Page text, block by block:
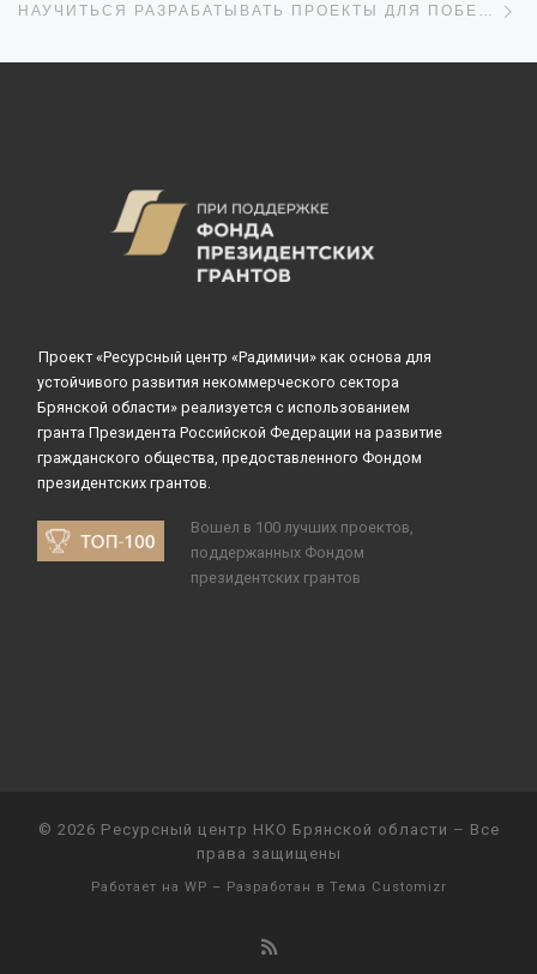
НАУЧИТЬСЯ РАЗРАБАТЫВАТЬ ПРОЕКТЫ ДЛЯ ПОБЕДЫ В КОНКУРСЕ ПРЕЗИДЕНТСКОГО ФОНДА!
Проект «Ресурсный центр «Радимичи» как основа для
устойчивого развития некоммерческого сектора
Брянской области» реализуется с использованием
гранта Президента Российской Федерации на развитие
гражданского общества, предоставленного Фондом
президентских грантов.
Вошел в 100 лучших проектов,
поддержанных Фондом
президентских грантов
© 2026 Ресурсный центр НКО Брянской области – Все
права защищены
Работает на WP – Разработан в Тема Customizr